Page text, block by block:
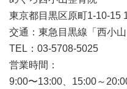
東京都目黒区原町1-10-15
交通：東急目黒線「西小
TEL：03-5708-5025
営業時間：
9:00〜13:00、15:00～